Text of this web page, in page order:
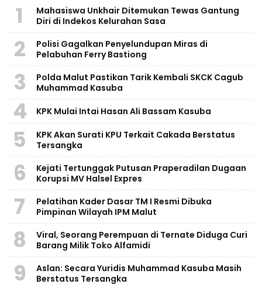
1
Mahasiswa Unkhair Ditemukan Tewas Gantung
Diri di Indekos Kelurahan Sasa
2
Polisi Gagalkan Penyelundupan Miras di
Pelabuhan Ferry Bastiong
3
Polda Malut Pastikan Tarik Kembali SKCK Cagub
Muhammad Kasuba
4 KPK Mulai Intai Hasan Ali Bassam Kasuba
5
KPK Akan Surati KPU Terkait Cakada Berstatus
Tersangka
6
Kejati Tertunggak Putusan Praperadilan Dugaan
Korupsi MV Halsel Expres
7
Pelatihan Kader Dasar TM I Resmi Dibuka
Pimpinan Wilayah IPM Malut
8
Viral, Seorang Perempuan di Ternate Diduga Curi
Barang Milik Toko Alfamidi
9
Aslan: Secara Yuridis Muhammad Kasuba Masih
Berstatus Tersangka